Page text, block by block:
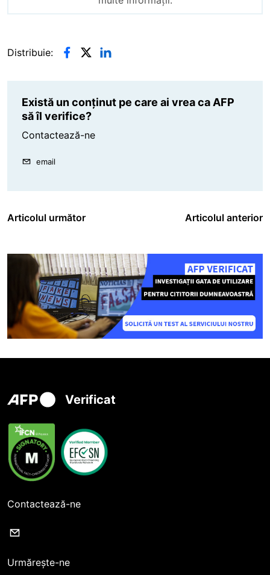
Distribuie:
Există un conținut pe care ai vrea ca AFP
să îl verifice?
Contactează-ne
email
Articolul următor Articolul anterior
Verificat
Contactează-ne
Urmărește-ne